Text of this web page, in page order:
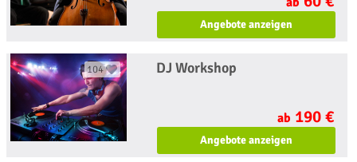
Angebote anzeigen
104 DJ Workshop
ab 190 €
Angebote anzeigen